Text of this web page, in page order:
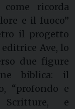
ricorda
e il fuoco”
il progetto
Ave, lo
due figure
biblica: il
“profondo e
Scritture, e